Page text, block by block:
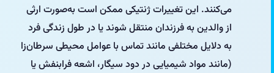
می‌کنند. این تغییرات ژنتیکی ممکن است به‌صورت ارثی
از والدین به فرزندان منتقل شوند یا در طول زندگی فرد
به دلایل مختلفی مانند تماس با عوامل محیطی سرطان‌زا
(مانند مواد شیمیایی در دود سیگار، اشعه فرابنفش یا